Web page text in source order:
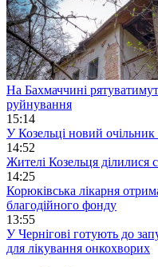
На Бахмаччині
руйнування
15:14
У Козельці новий очільник
14:52
Жителі Козельця ділилися
14:25
Корюківська лікарня
благодійного фонду
13:55
У Чернігові готують до
для лікування онкохворих